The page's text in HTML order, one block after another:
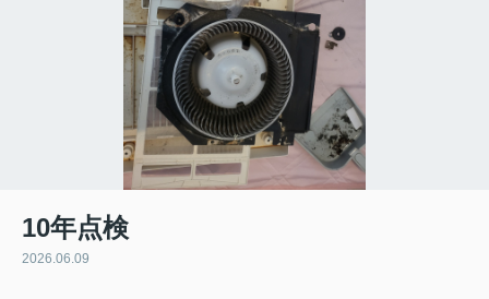
10年点検
2026.06.09